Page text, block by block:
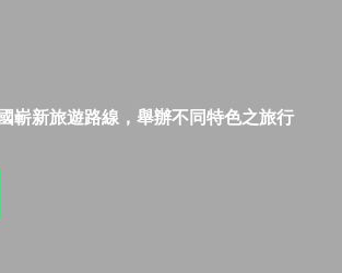
嶄新旅遊路線，舉辦不同特色之旅行